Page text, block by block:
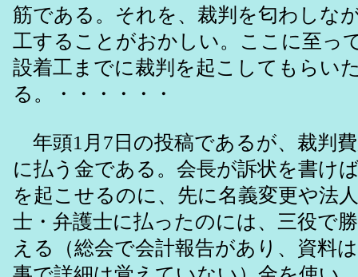
筋である。それを、裁判を匂わしな
工することがおかしい。ここに至っ
設着工までに裁判を起こしてもらい
る。・・・・・・
年頭1月7日の投稿であるが、裁判
に払う金である。会長が訴状を書け
を起こせるのに、先に名義変更や法
士・弁護士に払ったのには、三役で
える（総会で会計報告があり、資料